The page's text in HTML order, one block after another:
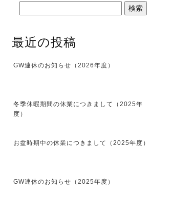
最近の投稿
GW連休のお知らせ（2026年度）
冬季休暇期間の休業につきまして（2025年
度）
お盆時期中の休業につきまして（2025年度）
GW連休のお知らせ（2025年度）